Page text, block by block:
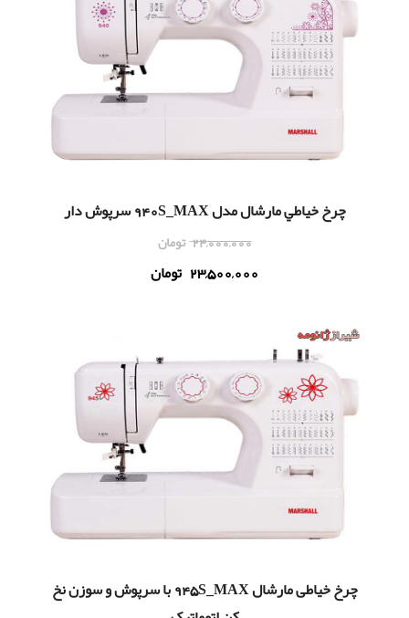
چرخ خياطي مارشال مدل 940S_MAX سرپوش دار
24,000,000 تومان
23,500,000 تومان
چرخ خياطی مارشال 945S_MAX با سرپوش و سوزن نخ